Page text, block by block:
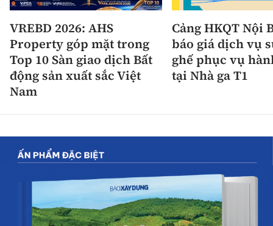
VREBD 2026: AHS
Property góp mặt trong
Top 10 Sàn giao dịch Bất
động sản xuất sắc Việt
Nam
Cảng HKQT Nội
báo giá dịch vụ
ghế phục vụ
tại Nhà ga T1